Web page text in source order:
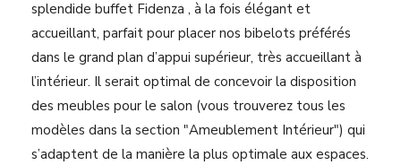
splendide buffet Fidenza , à la fois élégant et
accueillant, parfait pour placer nos bibelots préférés
dans le grand plan d’appui supérieur, très accueillant à
l’intérieur. Il serait optimal de concevoir la disposition
des meubles pour le salon (vous trouverez tous les
modèles dans la section "Ameublement Intérieur") qui
s’adaptent de la manière la plus optimale aux espaces.